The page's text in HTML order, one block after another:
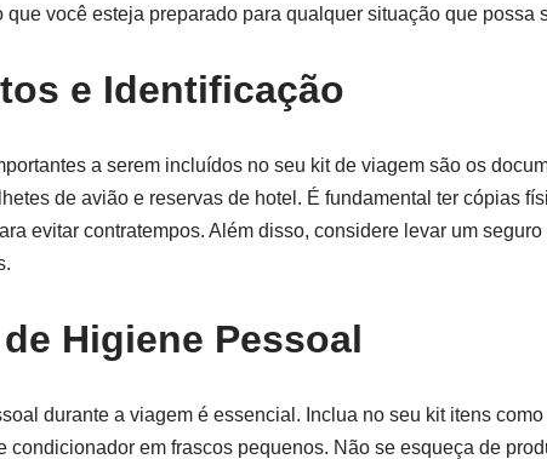
que você esteja preparado para qualquer situação que possa
e Identificação
a serem incluídos no seu kit de viagem são os
de avião e reservas de hotel. É fundamental ter cópias
evitar contratempos. Além disso, considere levar um
Higiene Pessoal
durante a viagem é essencial. Inclua no seu kit itens
condicionador em frascos pequenos. Não se esqueça de